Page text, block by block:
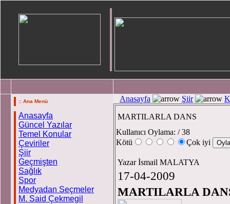
:: Ana Menü
Anasayfa
Güncel Yazılar
Temel Konular
Çeviriler
Şiir
Geçmişten
Sağlık
Spor
Medyadan Seçmeler
M. Said Çekmegil
Anasayfa Şiir
MARTILARLA DANS
Kullanıcı Oylama: / 38
Kötü
Çok iyi
Yazar İsmail MALATYA
17-04-2009
MARTILARLA